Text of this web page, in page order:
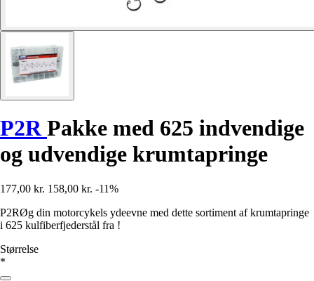
P2RPakke med 625 indvendige
og udvendige krumtapringe
177,00 kr. 158,00 kr. -11%
P2RØg din motorcykels ydeevne med dette sortiment af krumtapringe
i 625 kulfiberfjederstål fra !
Størrelse
*